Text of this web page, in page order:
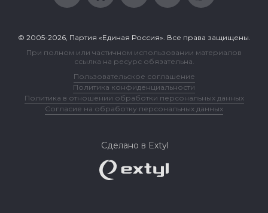
© 2005-2026, Партия «Единая Россия». Все права защищены.
При полном или частичном использовании материалов
ссылка на ресурс обязательна.
Пользовательское соглашение
Политика конфиденциальности
Политика в отношении обработки персональных данных
Согласие на обработку персональных данных
Сделано в Extyl